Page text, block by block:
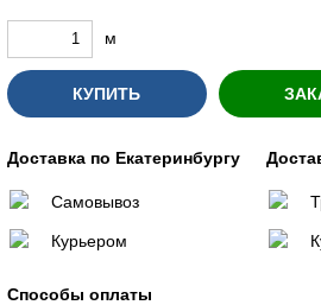
м
КУПИТЬ
Доставка по Екатеринбургу
Самовывоз
Курьером
Способы оплаты